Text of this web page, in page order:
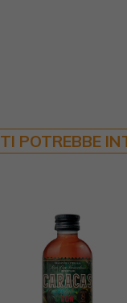
TI POTREBBE